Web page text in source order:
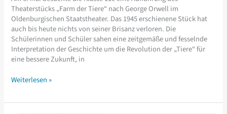
Theaterstücks „Farm der Tiere“ nach George Orwell im
Oldenburgischen Staatstheater. Das 1945 erschienene Stück hat
auch bis heute nichts von seiner Brisanz verloren. Die
Schülerinnen und Schüler sahen eine zeitgemäße und fesselnde
Interpretation der Geschichte um die Revolution der „Tiere“ für
eine bessere Zukunft, in
„Alle
sind
Weiterlesen »